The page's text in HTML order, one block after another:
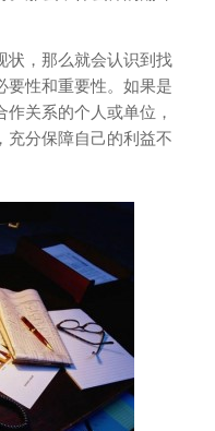
状，那么就会认识到找
要性和重要性。如果是
关系的个人或单位，
充分保障自己的利益不